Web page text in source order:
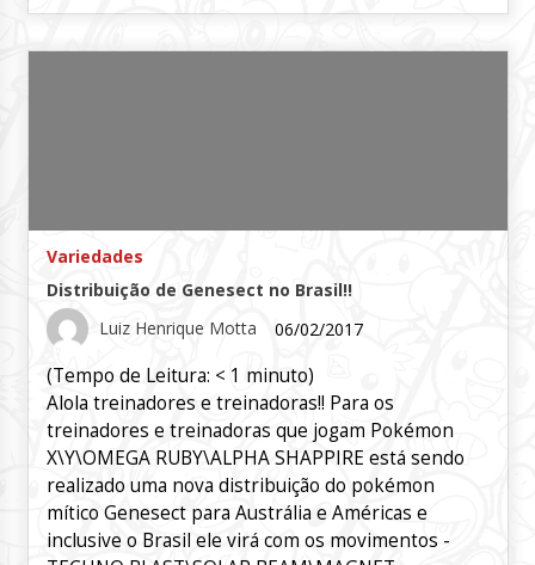
Variedades
Distribuição de Genesect no Brasil!!
Luiz Henrique Motta
06/02/2017
(Tempo de Leitura: < 1 minuto)
Alola treinadores e treinadoras!! Para os
treinadores e treinadoras que jogam Pokémon
X\Y\OMEGA RUBY\ALPHA SHAPPIRE está sendo
realizado uma nova distribuição do pokémon
mítico Genesect para Austrália e Américas e
inclusive o Brasil ele virá com os movimentos -